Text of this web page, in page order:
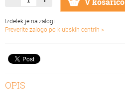
Izdelek je na zalogi.
Preverite zalogo po klubskih centrih >
OPIS